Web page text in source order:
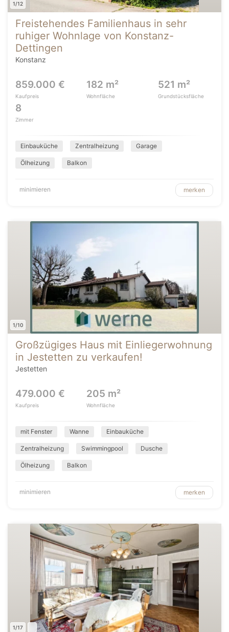
1/12
Freistehendes Familienhaus in sehr
ruhiger Wohnlage von Konstanz-
Dettingen
Konstanz
859.000 €
Kaufpreis
182 m²
Wohnfläche
521 m²
Grundstücksfläche
8
Zimmer
Einbauküche Zentralheizung Garage
Ölheizung Balkon
minimieren merken
1/10
Großzügiges Haus mit Einliegerwohnung
in Jestetten zu verkaufen!
Jestetten
479.000 €
Kaufpreis
205 m²
Wohnfläche
mit Fenster Wanne Einbauküche
Zentralheizung Swimmingpool Dusche
Ölheizung Balkon
minimieren merken
1/17